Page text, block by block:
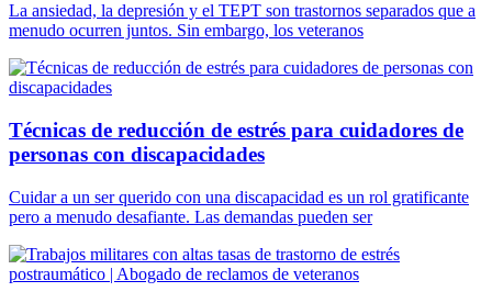
La ansiedad, la depresión y el TEPT son trastornos separados que a
menudo ocurren juntos. Sin embargo, los veteranos
Técnicas de reducción de estrés para cuidadores de
personas con discapacidades
Cuidar a un ser querido con una discapacidad es un rol gratificante
pero a menudo desafiante. Las demandas pueden ser